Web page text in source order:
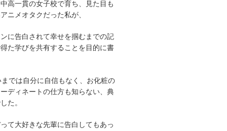
高一貫の女子校で育ち、見た目も
ニメオタクだった私が、
に告白されて幸せを掴むまでの記
た学びを共有することを目的に書
では自分に自信もなく、お化粧の
ディネートの仕方も知らない、典
た。
て大好きな先輩に告白してもあっ